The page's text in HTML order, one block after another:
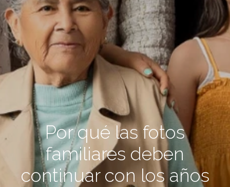
Por qué las fotos
familiares deben
continuar con los años